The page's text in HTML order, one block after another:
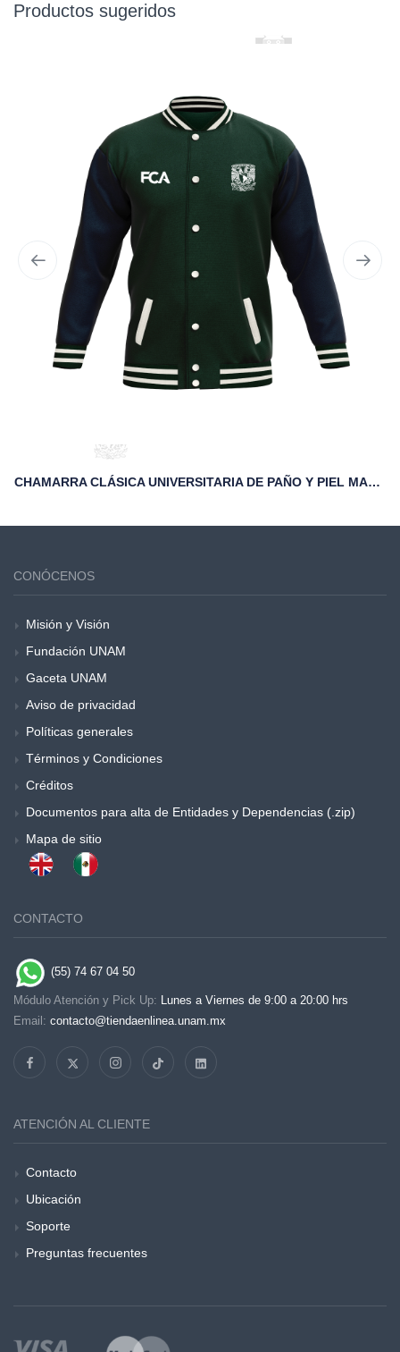
Productos sugeridos
CHAMARRA CLÁSICA UNIVERSITARIA DE PAÑO Y PIEL MARINO FCA
CONÓCENOS
Misión y Visión
Fundación UNAM
Gaceta UNAM
Aviso de privacidad
Políticas generales
Términos y Condiciones
Créditos
Documentos para alta de Entidades y Dependencias (.zip)
Mapa de sitio
CONTACTO
(55) 74 67 04 50
Módulo Atención y Pick Up: Lunes a Viernes de 9:00 a 20:00 hrs
Email: contacto@tiendaenlinea.unam.mx
ATENCIÓN AL CLIENTE
Contacto
Ubicación
Soporte
Preguntas frecuentes